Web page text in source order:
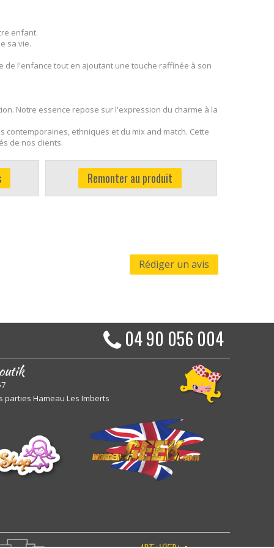
enfant.
sa vie.
de l'enfance tout en ajoutant une touche raffinée à son
Notre essence repose sur l'expression du charme à la
ethniques et du mix and match. Cette
de nos clients.
Remonter au produit
Rédiger un avis
04 90 056 004
parties Hameau Les Imberts